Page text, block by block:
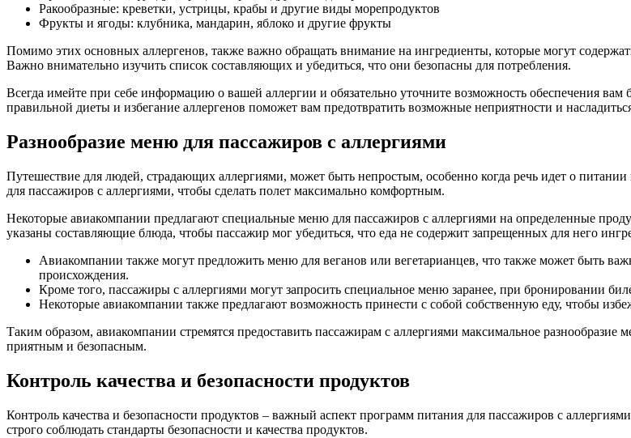
Ракообразные: креветки, устрицы, крабы и другие виды морепродуктов
Фрукты и ягоды: клубника, мандарин, яблоко и другие фрукты
Помимо этих основных аллергенов, также важно обращать внимание на ингредиенты, которые могут
Важно внимательно изучить список составляющих и убедиться, что они безопасны для потребления.
Всегда имейте при себе информацию о вашей аллергии и обязательно уточните возможность обеспечения
правильной диеты и избегание аллергенов поможет вам предотвратить возможные неприятности и
Разнообразие меню для пассажиров с аллергиями
Путешествие для людей, страдающих аллергиями, может быть непростым, особенно когда речь идет о
для пассажиров с аллергиями, чтобы сделать полет максимально комфортным.
Некоторые авиакомпании предлагают специальные меню для пассажиров с аллергиями на определенные
указаны составляющие блюда, чтобы пассажир мог убедиться, что еда не содержит запрещенных для него
Авиакомпании также могут предложить меню для веганов или вегетарианцев, что также может быть
происхождения.
Кроме того, пассажиры с аллергиями могут запросить специальное меню заранее, при бронировании
Некоторые авиакомпании также предлагают возможность принести с собой собственную еду, чтобы
Таким образом, авиакомпании стремятся предоставить пассажирам с аллергиями максимальное
приятным и безопасным.
Контроль качества и безопасности продуктов
Контроль качества и безопасности продуктов – важный аспект программ питания для пассажиров с
строго соблюдать стандарты безопасности и качества продуктов.